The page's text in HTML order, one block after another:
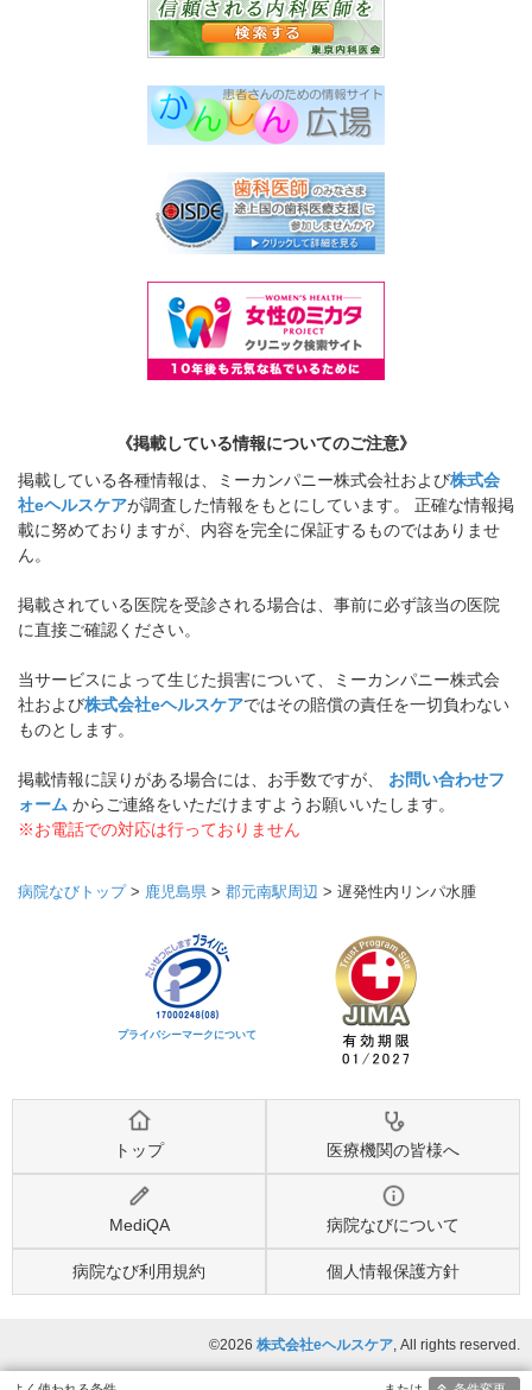
《掲載している情報についてのご注意》
掲載している各種情報は、ミーカンパニー株式会社および株式会
社eヘルスケアが調査した情報をもとにしています。 正確な情報掲
載に努めておりますが、内容を完全に保証するものではありませ
ん。
掲載されている医院を受診される場合は、事前に必ず該当の医院
に直接ご確認ください。
当サービスによって生じた損害について、ミーカンパニー株式会
社および株式会社eヘルスケアではその賠償の責任を一切負わない
ものとします。
掲載情報に誤りがある場合には、お手数ですが、 お問い合わせフ
ォーム からご連絡をいただけますようお願いいたします。
※お電話での対応は行っておりません
病院なびトップ> 鹿児島県 > 郡元南駅周辺 > 遅発性内リンパ水腫
プライバシーマークについて
トップ 医療機関の皆様へ
MediQA 病院なびについて
病院なび利用規約 個人情報保護方針
©2026 株式会社eヘルスケア, All rights reserved.